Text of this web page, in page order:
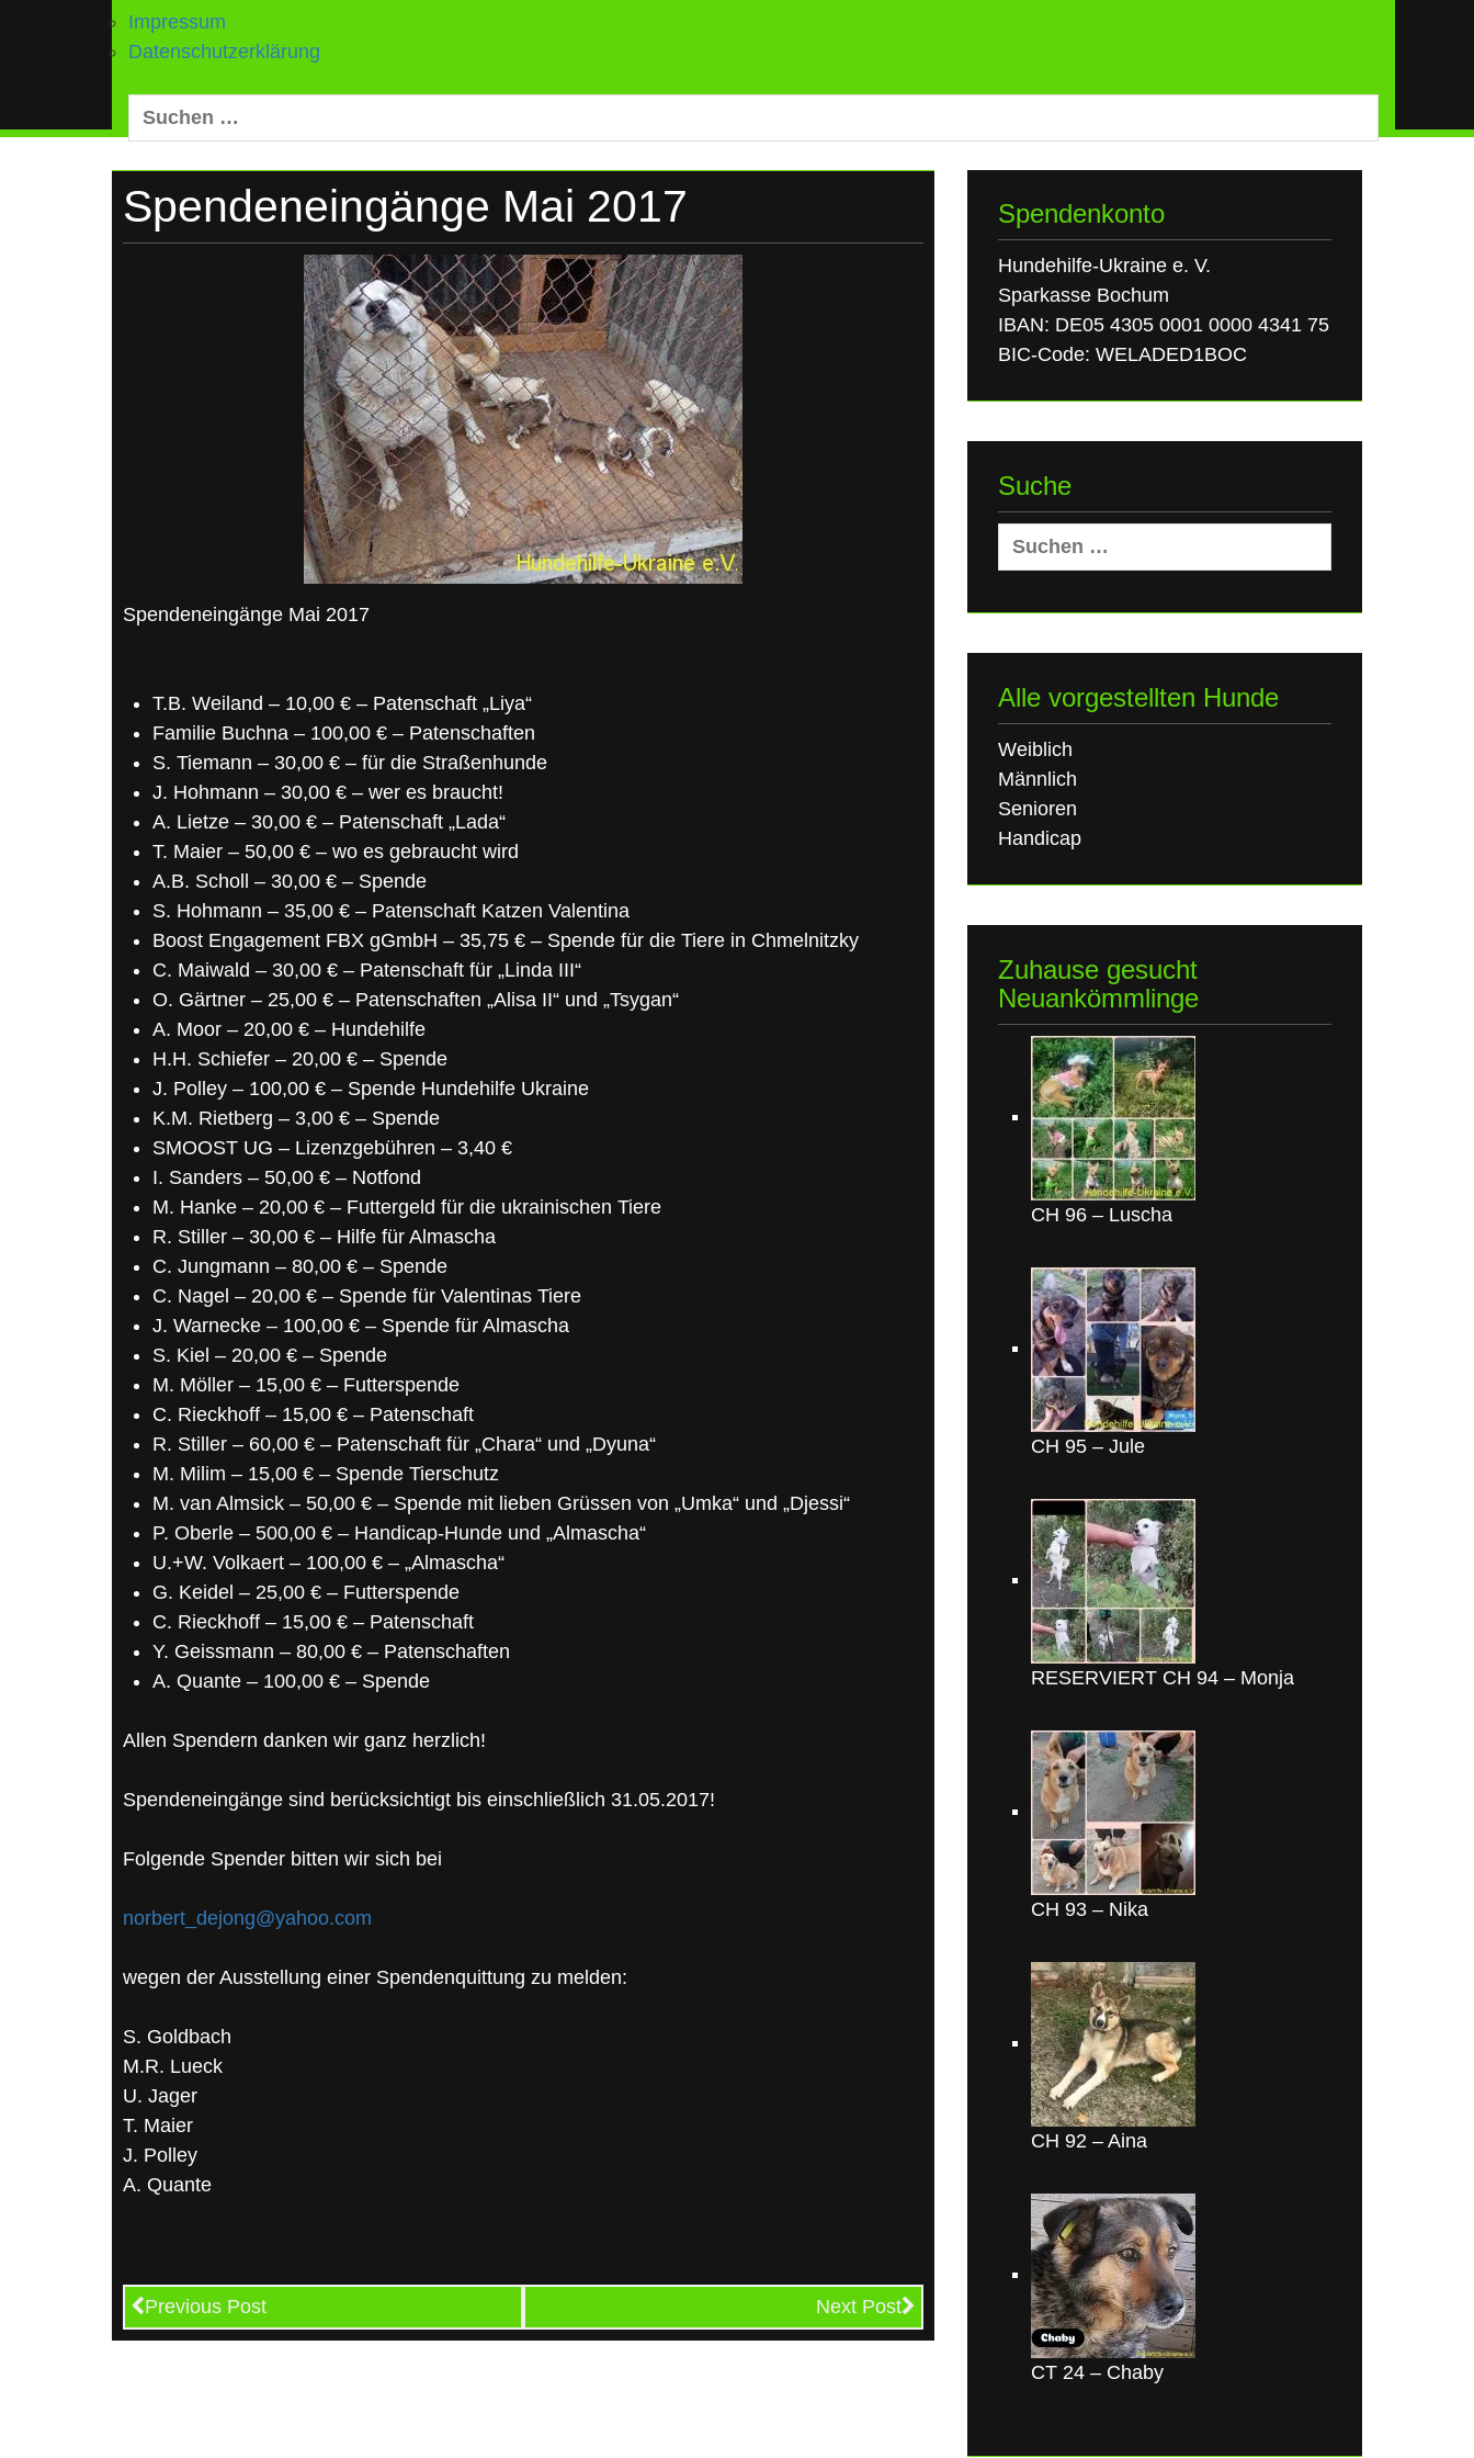
Impressum
Datenschutzerklärung
Suchen
nach:
Spendeneingänge Mai 2017
Spendeneingänge Mai 2017
T.B. Weiland – 10,00 € – Patenschaft „Liya“
Familie Buchna – 100,00 € – Patenschaften
S. Tiemann – 30,00 € – für die Straßenhunde
J. Hohmann – 30,00 € – wer es braucht!
A. Lietze – 30,00 € – Patenschaft „Lada“
T. Maier – 50,00 € – wo es gebraucht wird
A.B. Scholl – 30,00 € – Spende
S. Hohmann – 35,00 € – Patenschaft Katzen Valentina
Boost Engagement FBX gGmbH – 35,75 € – Spende für die Tiere in Chmelnitzky
C. Maiwald – 30,00 € – Patenschaft für „Linda III“
O. Gärtner – 25,00 € – Patenschaften „Alisa II“ und „Tsygan“
A. Moor – 20,00 € – Hundehilfe
H.H. Schiefer – 20,00 € – Spende
J. Polley – 100,00 € – Spende Hundehilfe Ukraine
K.M. Rietberg – 3,00 € – Spende
SMOOST UG – Lizenzgebühren – 3,40 €
I. Sanders – 50,00 € – Notfond
M. Hanke – 20,00 € – Futtergeld für die ukrainischen Tiere
R. Stiller – 30,00 € – Hilfe für Almascha
C. Jungmann – 80,00 € – Spende
C. Nagel – 20,00 € – Spende für Valentinas Tiere
J. Warnecke – 100,00 € – Spende für Almascha
S. Kiel – 20,00 € – Spende
M. Möller – 15,00 € – Futterspende
C. Rieckhoff – 15,00 € – Patenschaft
R. Stiller – 60,00 € – Patenschaft für „Chara“ und „Dyuna“
M. Milim – 15,00 € – Spende Tierschutz
M. van Almsick – 50,00 € – Spende mit lieben Grüssen von „Umka“ und „Djessi“
P. Oberle – 500,00 € – Handicap-Hunde und „Almascha“
U.+W. Volkaert – 100,00 € – „Almascha“
G. Keidel – 25,00 € – Futterspende
C. Rieckhoff – 15,00 € – Patenschaft
Y. Geissmann – 80,00 € – Patenschaften
A. Quante – 100,00 € – Spende
Allen Spendern danken wir ganz herzlich!
Spendeneingänge sind berücksichtigt bis einschließlich 31.05.2017!
Folgende Spender bitten wir sich bei
norbert_dejong@yahoo.com
wegen der Ausstellung einer Spendenquittung zu melden:
S. Goldbach
M.R. Lueck
U. Jager
T. Maier
J. Polley
A. Quante
Previous Post Next Post
Spendenkonto
Hundehilfe-Ukraine e. V.
Sparkasse Bochum
IBAN: DE05 4305 0001 0000 4341 75
BIC-Code: WELADED1BOC
Suche
Suchen
nach:
Alle vorgestellten Hunde
Weiblich
Männlich
Senioren
Handicap
Zuhause gesucht
Neuankömmlinge
CH 96 – Luscha
CH 95 – Jule
RESERVIERT CH 94 – Monja
CH 93 – Nika
CH 92 – Aina
CT 24 – Chaby